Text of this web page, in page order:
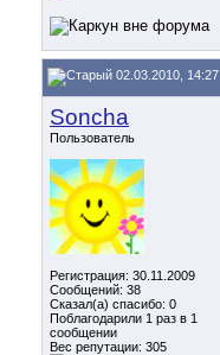
02.03.2010, 14:27
Soncha
Пользователь
Регистрация: 30.11.2009
Сообщений: 38
Сказал(а) спасибо: 0
Поблагодарили 1 раз в 1
сообщении
Вес репутации: 305